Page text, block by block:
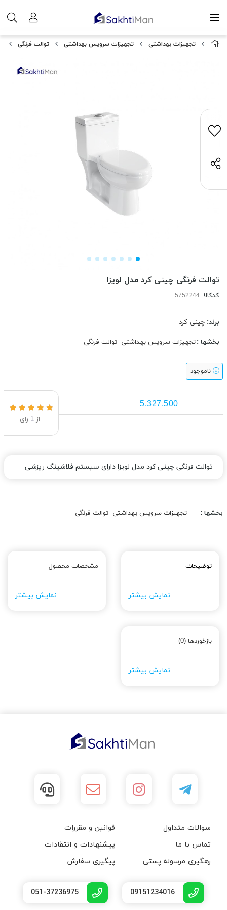
تجهیزات بهداشتی تجهیزات سرویس بهداشتی توالت فرنگی
توالت فرنگی چینی کرد مدل لویزا
کدکالا:
برند: چینی کرد
بخشها :تجهیزات سرویس بهداشتی توالت فرنگی
ناموجود
5,327,500
از 1 رای
توالت فرنگی چینی کرد مدل لویزا دارای سیستم فلاشینگ ریزشی
بخشها : تجهیزات سرویس بهداشتی توالت فرنگی
توضیحات
نمایش بیشتر
مشخصات محصول
نمایش بیشتر
بازخوردها (0)
نمایش بیشتر
سوالات متداول
قوانین و مقررات
تماس با ما
پیشنهادات و انتقادات
رهگیری مرسوله پستی
پیگیری سفارش
09151234016
051-37236975